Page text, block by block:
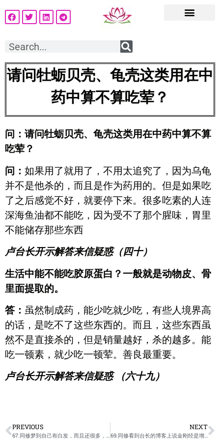
请问牡蛎贝壳、龟壳这类用在中
药中算不算吃荤？
问：请问牡蛎贝壳、龟壳这类用在中药中算不算
吃荤？
问： 如果用了就用了，不用太追究了，因为乌龟
并不是他杀的，而且是作为药用的。但是如果吃
了之后感觉不好，就要停下来。很多吃素的人连
深海鱼油都不能吃，因为受不了那个腥味，胃里
不能储存那些东西
卢台长开示解答来信疑惑（四十）
生活中能不能吃胶原蛋白？一般就是动物皮、骨
里面提取的。
答： 虽然制成药，能少吃就少吃，有些人境界高
的话，是吃不了这些东西的。而且，这些东西虽
然不是直接杀的，但是销量越好，杀的越多。能
吃一顿素，就少吃一顿荤。善良最重要。
卢台长开示解答来信疑惑 （六十九）
PREVIOUS
67.同修梦到自己有白发，而且还很多，请问何解？/ 卢台长开示解答来信疑惑
NEXT
69.同修看到台长的博客上说金刚经是增强阳气的，太厉害一般人受不了。他就试念了一遍，结果不到两个小时就和女朋友分手了，请问是不是受惩罚了？还有听说有些经文要在师父指点才能念，不然就犯了盗法罪，请问和这个有没有联系？/ 卢台长开示解答来信疑惑